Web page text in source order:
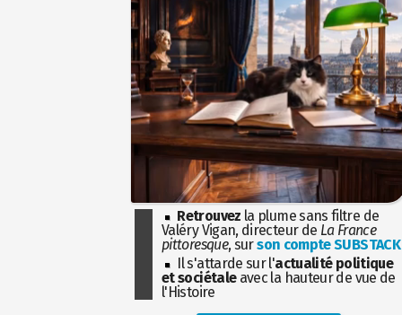
Retrouvez la plume sans filtre de
Valéry Vigan, directeur de La France
pittoresque, surson compte SUBSTACK
Il s'attarde sur l'actualité politique
et sociétaleavec la hauteur de vue de
l'Histoire